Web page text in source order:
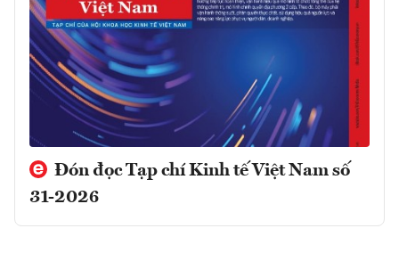
Đón đọc Tạp chí Kinh tế Việt Nam số
31-2026